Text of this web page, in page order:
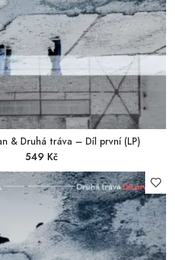
& Druhá tráva – Díl první (LP)
549 Kč